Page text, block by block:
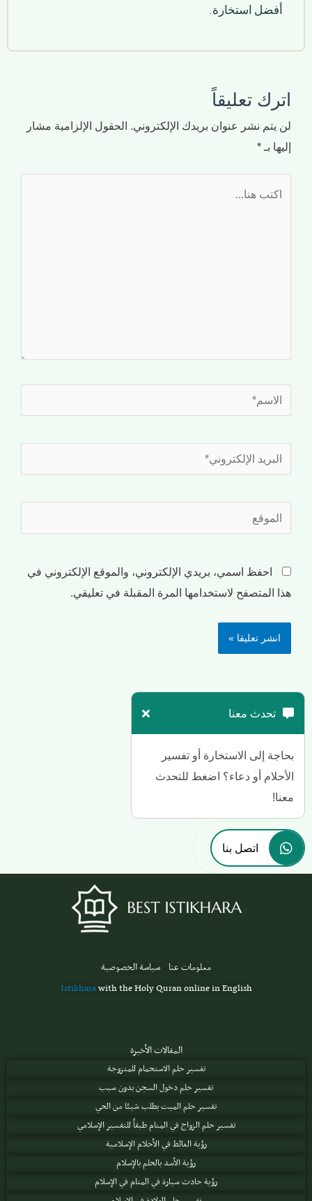
أفضل استخارة.
اترك تعليقاً
لن يتم نشر عنوان بريدك الإلكتروني. الحقول الإلزامية مشار
إليها بـ *
احفظ اسمي، بريدي الإلكتروني، والموقع الإلكتروني في
هذا المتصفح لاستخدامها المرة المقبلة في تعليقي.
تحدث معنا
بحاجة إلى الاستخارة أو تفسير
الأحلام أو دعاء؟ اضغط للتحدث
معنا!
اتصل بنا
معلومات عنا سياسة الخصوصية
Istikharawith the Holy Quran online in English
المقالات الأخيرة
تفسير حلم الاستحمام للمتزوجة
تفسير حلم دخول السجن بدون سبب
تفسير حلم الميت يطلب شيئا من الحي
تفسير حلم الزواج في المنام طبقاً للتفسير الإسلامي
رؤية الغائط في الأحلام الإسلامية
رؤية الأسد بالحلم بالإسلام
رؤية حادث سيارة في المنام في الإسلام